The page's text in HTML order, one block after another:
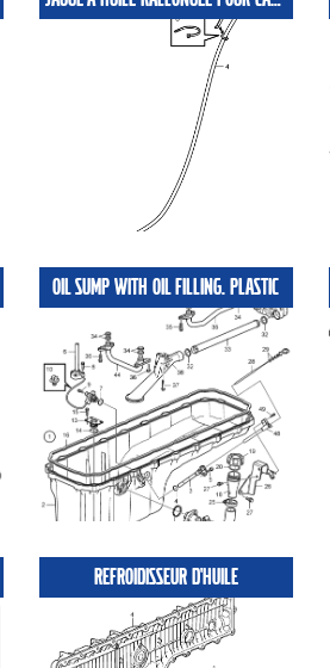
OIL SUMP WITH OIL FILLING. PLASTIC
REFROIDISSEUR D'HUILE